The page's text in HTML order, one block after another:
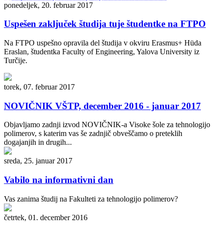
ponedeljek, 20. februar 2017
Uspešen zaključek študija tuje študentke na FTPO
Na FTPO uspešno opravila del študija v okviru Erasmus+ Hüda
Eraslan, študentka Faculty of Engineering, Yalova University iz
Turčije.
torek, 07. februar 2017
NOVIČNIK VŠTP, december 2016 - januar 2017
Objavljamo zadnji izvod NOVIČNIK-a Visoke šole za tehnologijo
polimerov, s katerim vas še zadnjič obveščamo o preteklih
dogajanjih in drugih...
sreda, 25. januar 2017
Vabilo na informativni dan
Vas zanima študij na Fakulteti za tehnologijo polimerov?
četrtek, 01. december 2016